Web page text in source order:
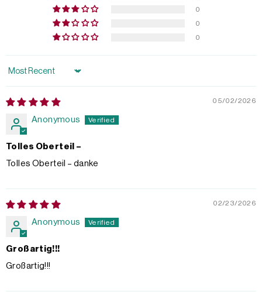
0
0
0
Sort by
05/02/2026
Anonymous
Tolles Oberteil –
Tolles Oberteil – danke
02/23/2026
Anonymous
Großartig!!!
Großartig!!!